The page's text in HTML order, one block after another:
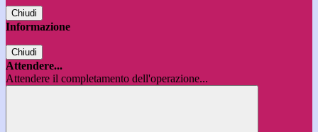
Chiudi
Informazione
Chiudi
Attendere...
Attendere il completamento dell'operazione...